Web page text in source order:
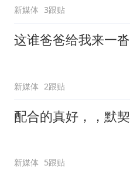
新媒体 3跟贴
这谁爸爸给我来一沓
新媒体 2跟贴
配合的真好，，默契
新媒体 5跟贴